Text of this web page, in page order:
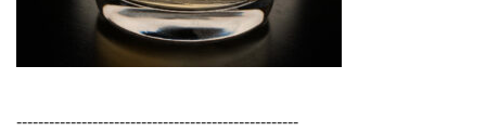
----------------------------------------------------